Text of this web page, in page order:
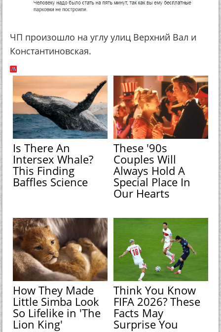
ЧП произошло на углу улиц Верхний Вал и
Константиновская.
Is There An
Intersex Whale?
This Finding
Baffles Science
These '90s
Couples Will
Always Hold A
Special Place In
Our Hearts
How They Made
Little Simba Look
So Lifelike in 'The
Lion King'
Think You Know
FIFA 2026? These
Facts May
Surprise You